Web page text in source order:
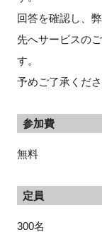
回答を確認し、
先へサービスの
す。
予めご了承くださ
参加費
無料
定員
300名